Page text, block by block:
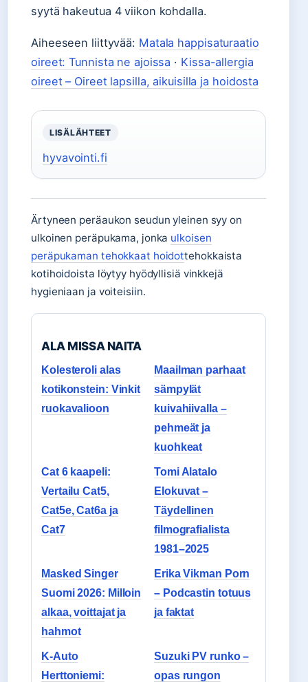
syytä hakeutua 4 viikon kohdalla.
Aiheeseen liittyvää: Matala happisaturaatio
oireet: Tunnista ne ajoissa · Kissa-allergia
oireet – Oireet lapsilla, aikuisilla ja hoidosta
LISÄLÄHTEET
hyvavointi.fi
Ärtyneen peräaukon seudun yleinen syy on
ulkoinen peräpukama, jonka ulkoisen
peräpukaman tehokkaat hoidottehokkaista
kotihoidoista löytyy hyödyllisiä vinkkejä
hygieniaan ja voiteisiin.
ALA MISSA NAITA
Kolesteroli alas
kotikonstein: Vinkit
ruokavalioon
Maailman parhaat
sämpylät
kuivahiivalla –
pehmeät ja
kuohkeat
Cat 6 kaapeli:
Vertailu Cat5,
Cat5e, Cat6a ja
Cat7
Tomi Alatalo
Elokuvat –
Täydellinen
filmografialista
1981–2025
Masked Singer
Suomi 2026: Milloin
alkaa, voittajat ja
hahmot
Erika Vikman Porn
– Podcastin totuus
ja faktat
K-Auto
Herttoniemi:
Suzuki PV runko –
opas rungon